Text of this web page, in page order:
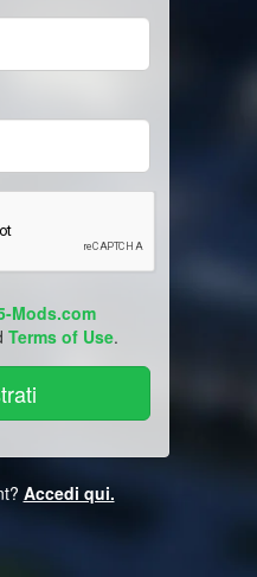
Mods.com
Terms of Use.
Accedi qui.